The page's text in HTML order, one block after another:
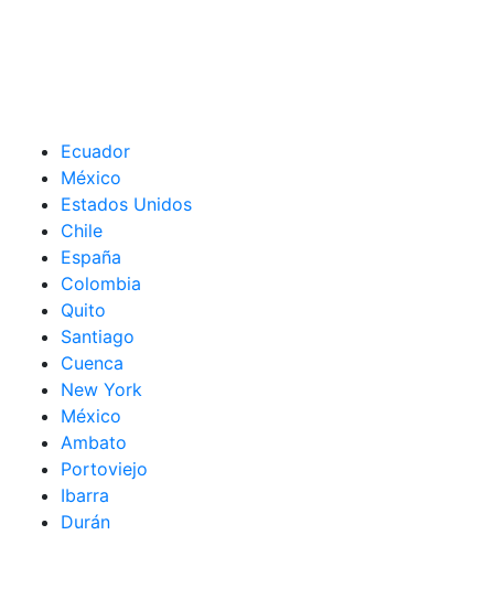
Ecuador
México
Estados Unidos
Chile
España
Colombia
Quito
Santiago
Cuenca
New York
México
Ambato
Portoviejo
Ibarra
Durán